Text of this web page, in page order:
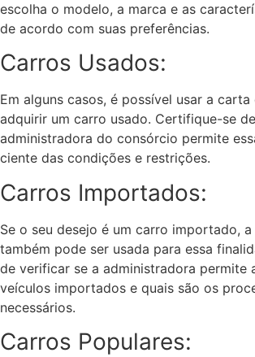
escolha o modelo, a marca e as
de acordo com suas preferências.
Carros Usados:
Em alguns casos, é possível usar a
adquirir um carro usado. Certifique-se
administradora do consórcio permite
ciente das condições e restrições.
Carros Importados:
Se o seu desejo é um carro importado,
também pode ser usada para essa
de verificar se a administradora permite
veículos importados e quais são os
necessários.
Carros Populares: